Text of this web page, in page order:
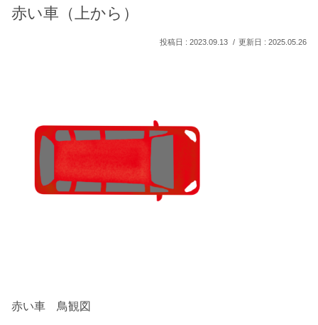
赤い車（上から）
2023.09.13 2025.05.26
赤い車 鳥観図